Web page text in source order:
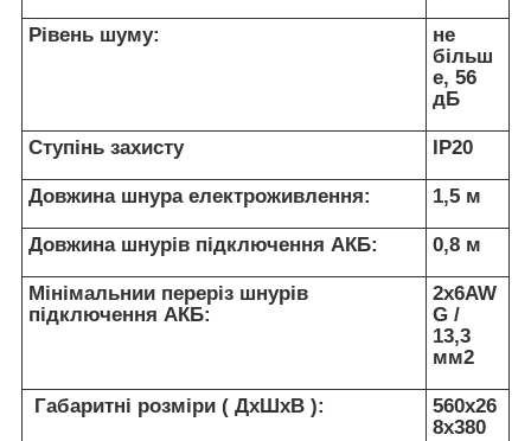
Рівень шуму:
не
більш
е, 56
дБ
Ступінь захисту IP20
Довжина шнура електроживлення: 1,5 м
Довжина шнурів підключення АКБ: 0,8 м
Мінімальнии переріз шнурів
підключення АКБ:
2х6AW
G /
13,3
мм2
Габаритні розміри ( ДхШхВ ):
560x26
8x380